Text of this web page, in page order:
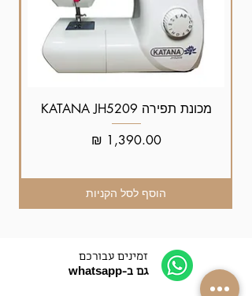
מכונת תפירה KATANA JH5209
מחיר‏1,390.00 ‏₪
הוסף לסל הקניות
זמינים עבורכם
גם ב-whatsapp